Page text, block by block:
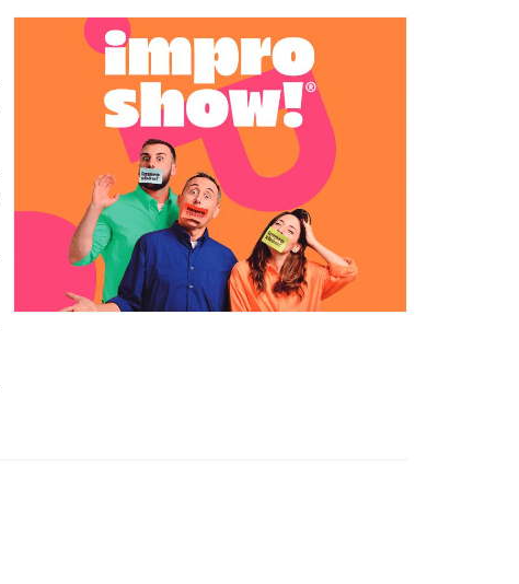
Ètica i Integritat
Retiment de Comptes
Accés a Informació Pública
Dades Obertes
Catàleg de Serveis i Tràmits
Entitats
Equipaments
Mercats Municipals
Webs Municipals